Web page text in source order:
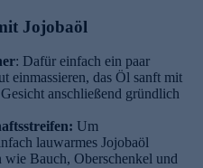
Jojobaöl
: Dafür einfach ein paar
einmassieren, das Öl sanft mit
anschließend gründlich
Um
lauwarmes Jojobaöl
Bauch, Oberschenkel und